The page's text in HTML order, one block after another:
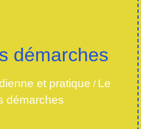
démarches
et pratique / Le
démarches